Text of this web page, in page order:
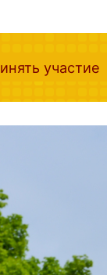
участие